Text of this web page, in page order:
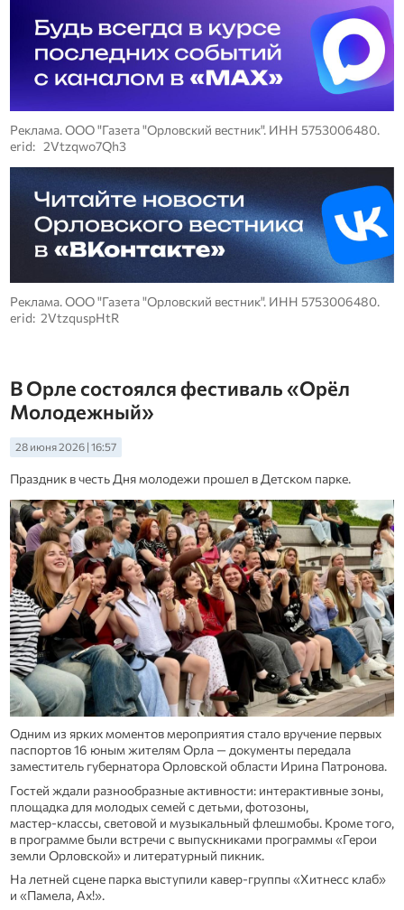
Реклама. ООО "Газета "Орловский вестник". ИНН 5753006480.
erid: 2Vtzqwo7Qh3
Реклама. ООО "Газета "Орловский вестник". ИНН 5753006480.
erid: 2VtzquspHtR
В Орле состоялся фестиваль «Орёл
Молодежный»
28 июня 2026 | 16:57
Праздник в честь Дня молодежи прошел в Детском парке.
Одним из ярких моментов мероприятия стало вручение первых
паспортов 16 юным жителям Орла — документы передала
заместитель губернатора Орловской области Ирина Патронова.
Гостей ждали разнообразные активности: интерактивные зоны,
площадка для молодых семей с детьми, фотозоны,
мастер‑классы, световой и музыкальный флешмобы. Кроме того,
в программе были встречи с выпускниками программы «Герои
земли Орловской» и литературный пикник.
На летней сцене парка выступили кавер‑группы «Хитнесс клаб»
и «Памела, Ах!».